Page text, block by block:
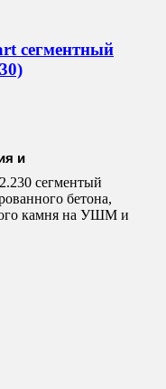
сегментный
сегментый
бетона,
камня на УШМ и
и